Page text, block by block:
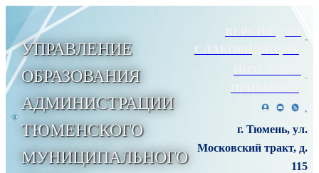
УПРАВЛЕНИЕ
ОБРАЗОВАНИЯ
АДМИНИСТРАЦИИ
ТЮМЕНСКОГО
МУНИЦИПАЛЬНОГО
СЛАБОВИДЯЩИХ
г. Тюмень, ул.
Московский тракт, д.
115